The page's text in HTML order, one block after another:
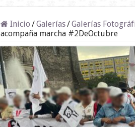
Inicio /Galerías/Galerías
acompaña marcha #2DeOctubre